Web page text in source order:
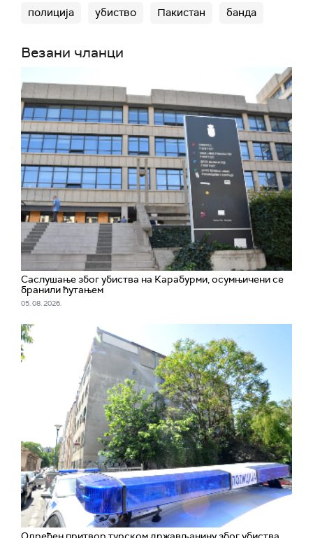
полиција убиство Пакистан банда
Везани чланци
Саслушање због убиства на Карабурми, осумњичени се
бранили ћутањем
05. 08. 2026.